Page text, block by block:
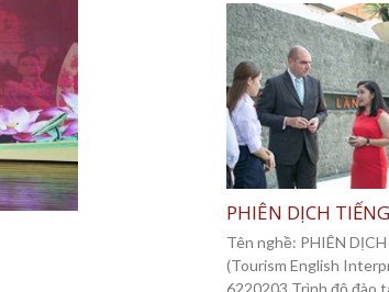
PHIÊN DỊCH
Tên nghề: PHIÊN
(Tourism English